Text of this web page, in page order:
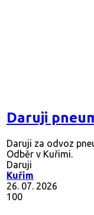
Daruji
Daruji za odvoz
Odběr v Kuřimi.
Daruji
Kuřim
26. 07. 2026
100